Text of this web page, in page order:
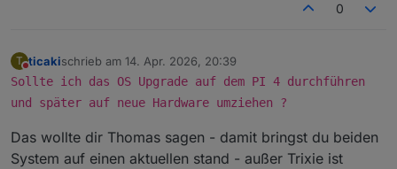
0
T
Nicht stören
ticakischrieb am 14. Apr. 2026, 20:39
zuletzt editiert von
Sollte ich das OS Upgrade auf dem PI 4 durchführen
und später auf neue Hardware umziehen ?
Das wollte dir Thomas sagen - damit bringst du beiden
System auf einen aktuellen stand - außer Trixie ist